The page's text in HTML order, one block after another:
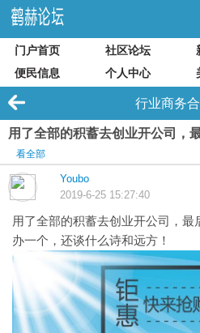
门户首页 社区论坛
便民信息
个人中心
行业商务
用了全部的积蓄去创业开公司，
看全部
Youbo
2019-6-25 15:27:40
用了全部的积蓄去创业开公司，
办一个，还谈什么诗和远方！